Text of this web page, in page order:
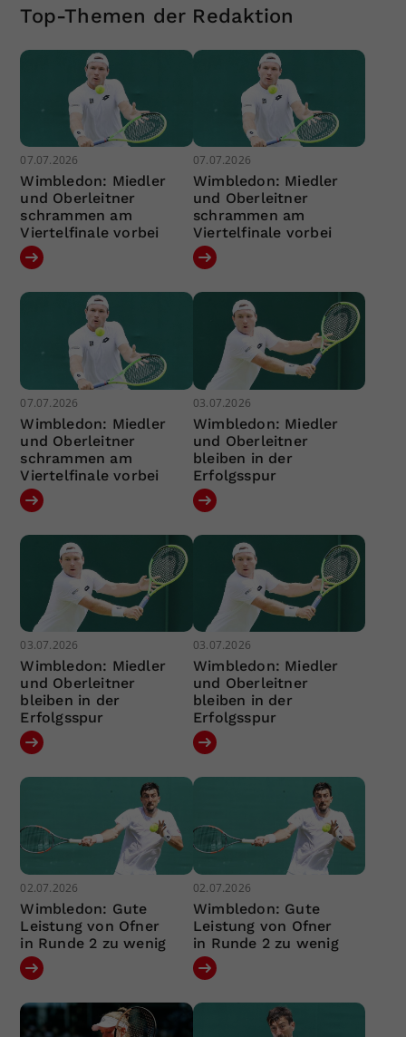
Top-Themen der Redaktion
07.07.2026
Wimbledon: Miedler
und Oberleitner
schrammen am
Viertelfinale vorbei
07.07.2026
Wimbledon: Miedler
und Oberleitner
schrammen am
Viertelfinale vorbei
07.07.2026
Wimbledon: Miedler
und Oberleitner
schrammen am
Viertelfinale vorbei
03.07.2026
Wimbledon: Miedler
und Oberleitner
bleiben in der
Erfolgsspur
03.07.2026
Wimbledon: Miedler
und Oberleitner
bleiben in der
Erfolgsspur
03.07.2026
Wimbledon: Miedler
und Oberleitner
bleiben in der
Erfolgsspur
02.07.2026
Wimbledon: Gute
Leistung von Ofner
in Runde 2 zu wenig
02.07.2026
Wimbledon: Gute
Leistung von Ofner
in Runde 2 zu wenig